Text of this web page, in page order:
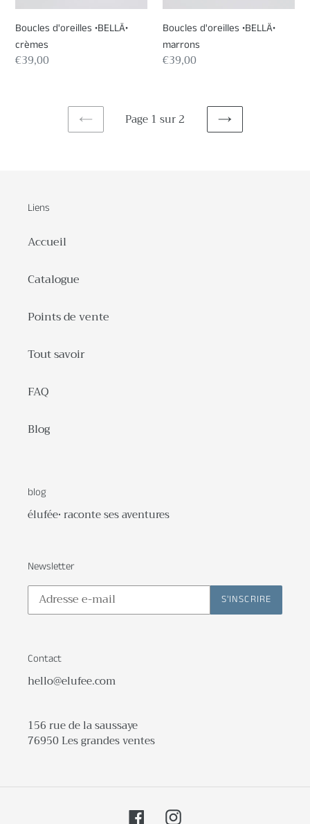
Boucles d'oreilles •BELLÄ•
crèmes
Prix
€39,00
Boucles d'oreilles •BELLÄ•
marrons
Prix
€39,00
PAGE
Page 1 sur 2
PAGE
Liens
Accueil
Catalogue
Points de vente
Tout savoir
FAQ
Blog
blog
élufée• raconte ses aventures
Newsletter
S'INSCRIRE
Contact
hello@elufee.com
156 rue de la saussaye
76950 Les grandes ventes
FacebookInstagram